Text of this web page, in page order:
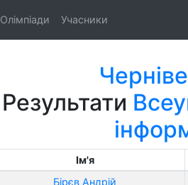
Олімпіади Учасники
Результати
Ім'я
Бірєв Андрій